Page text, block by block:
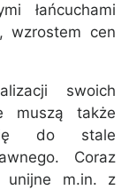
łańcuchami
wzrostem cen
swoich
muszą także
się do stale
Coraz
unijne m.in. z